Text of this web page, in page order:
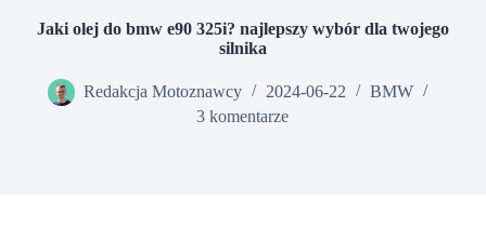
Jaki olej do bmw e90 325i? najlepszy wybór dla twojego
silnika
Redakcja Motoznawcy 2024-06-22
BMW
3 komentarze